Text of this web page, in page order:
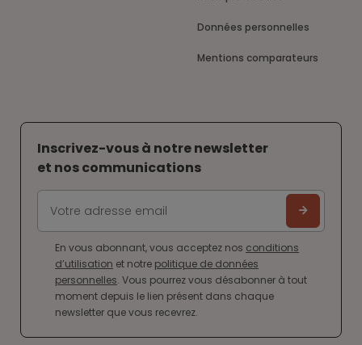
Données personnelles
Mentions comparateurs
Inscrivez-vous à notre newsletter
et nos communications
En vous abonnant, vous acceptez nos conditions
d’utilisation et notre politique de données
personnelles. Vous pourrez vous désabonner à tout
moment depuis le lien présent dans chaque
newsletter que vous recevrez.